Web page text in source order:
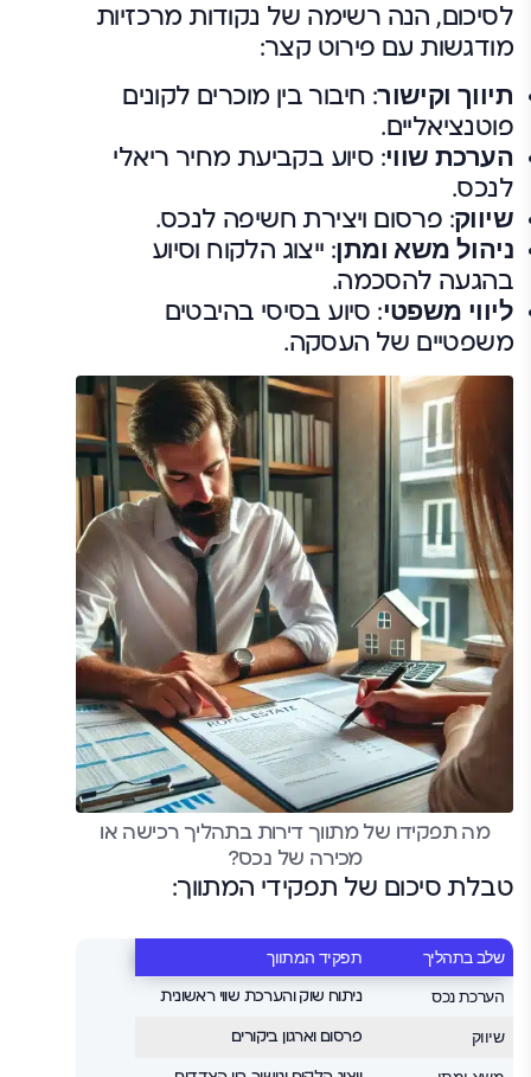
לסיכום, הנה רשימה של נקודות מרכזיות
מודגשות עם פירוט קצר:
תיווך וקישור: חיבור בין מוכרים לקונים
פוטנציאליים.
הערכת שווי: סיוע בקביעת מחיר ריאלי
לנכס.
שיווק: פרסום ויצירת חשיפה לנכס.
ניהול משא ומתן: ייצוג הלקוח וסיוע
בהגעה להסכמה.
ליווי משפטי: סיוע בסיסי בהיבטים
משפטיים של העסקה.
מה תפקידו של מתווך דירות בתהליך רכישה או
מכירה של נכס?
טבלת סיכום של תפקידי המתווך:
שלב בתהליך תפקיד המתווך
הערכת נכס ניתוח שוק והערכת שווי ראשונית
שיווק פרסום וארגון ביקורים